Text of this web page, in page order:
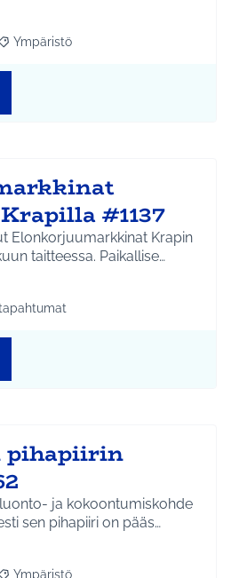
Etelä-Tuusulan kylät
Rajaa tulokset teeman mukaan:
Ympäristö
#1137
Elonkorjuumarkkinat Krapin
taitteessa. Paikallise…
Hyrylä
teeman mukaan: Kulttuuri ja
pihapiirin
ja kokoontumiskohde
sen pihapiiri on pääs…
Ympäristö